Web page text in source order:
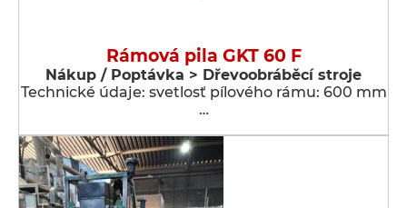
Rámová pila GKT 60 F
Nákup / Poptávka > Dřevoobráběcí stroje
Technické údaje: svetlosť pílového rámu: 600 mm
…